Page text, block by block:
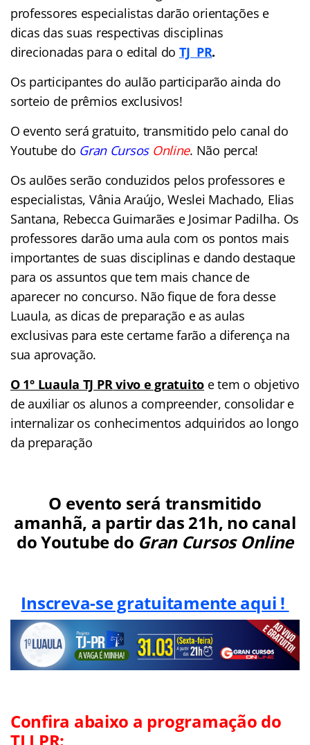
professores especialistas darão orientações e
dicas das suas respectivas disciplinas
direcionadas para o edital do TJ PR.
Os participantes do aulão participarão ainda do
sorteio de prêmios exclusivos!
O evento será gratuito, transmitido pelo canal do
Youtube do Gran Cursos Online. Não perca!
Os aulões serão conduzidos pelos professores e
especialistas, Vânia Araújo, Weslei Machado, Elias
Santana, Rebecca Guimarães e Josimar Padilha. Os
professores darão uma aula com os pontos mais
importantes de suas disciplinas e dando destaque
para os assuntos que tem mais chance de
aparecer no concurso. Não fique de fora desse
Luaula, as dicas de preparação e as aulas
exclusivas para este certame farão a diferença na
sua aprovação.
O 1º Luaula TJ PRvivo e gratuito e tem o objetivo
de auxiliar os alunos a compreender, consolidar e
internalizar os conhecimentos adquiridos ao longo
da preparação
O evento será transmitido
amanhã, a partir das 21h, no canal
do Youtube do Gran Cursos Online
Inscreva-se gratuitamente aqui !
Confira abaixo a programação do